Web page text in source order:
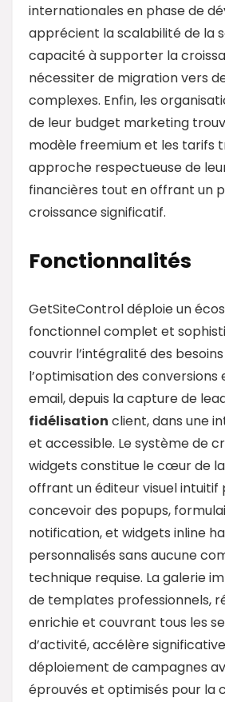
internationales en phase de
apprécient la scalabilité de la
capacité à supporter la
nécessiter de migration vers
complexes. Enfin, les
de leur budget marketing
modèle freemium et les tarifs
approche respectueuse de
financières tout en offrant un
croissance significatif.
Fonctionnalités
GetSiteControl déploie un
fonctionnel complet et
couvrir l’intégralité des
l’optimisation des
email, depuis la capture de
fidélisation client, dans une
et accessible. Le système de
widgets constitue le cœur de
offrant un éditeur visuel
concevoir des popups,
notification, et widgets inline
personnalisés sans aucune
technique requise. La galerie
de templates professionnels,
enrichie et couvrant tous les
d’activité, accélère
déploiement de campagnes
éprouvés et optimisés pour la